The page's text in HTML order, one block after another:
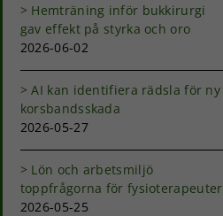
Hemträning inför bukkirurgi
gav effekt på styrka och oro
2026-06-02
AI kan identifiera rädsla för ny
korsbandsskada
2026-05-27
Lön och arbetsmiljö
toppfrågorna för fysioterapeuter
2026-05-25